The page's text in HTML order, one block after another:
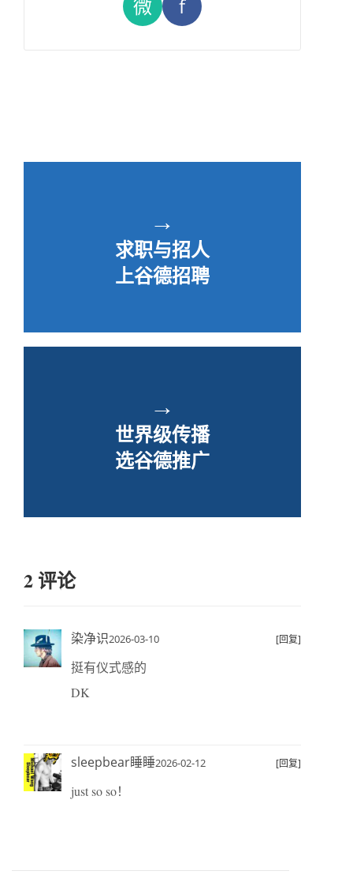
微 f
→
求职与招人
上谷德招聘
→
世界级传播
选谷德推广
2 评论
染净识2026-03-10 [回复]
挺有仪式感的
DK
sleepbear睡睡2026-02-12 [回复]
just so so！